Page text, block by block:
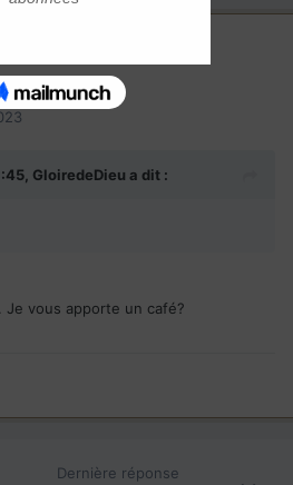
GloiredeDieu a dit :
vous apporte un café?
Dernière réponse